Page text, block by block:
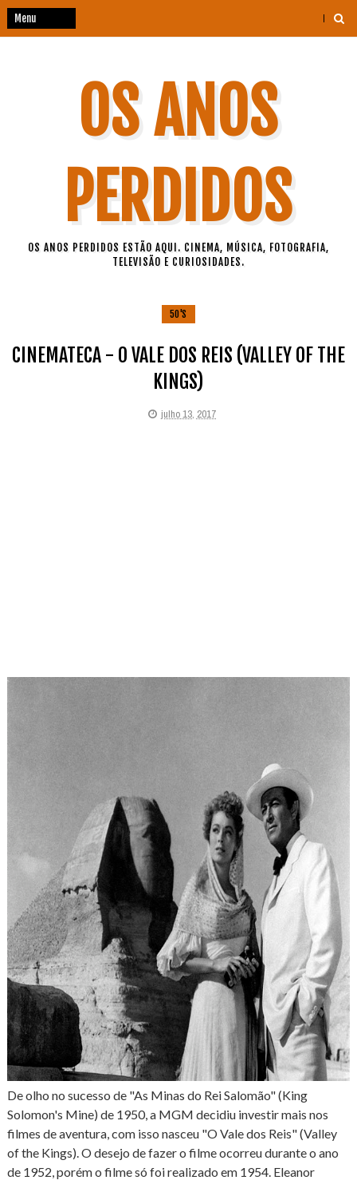
OS ANOS
PERDIDOS
OS ANOS PERDIDOS ESTÃO AQUI. CINEMA, MÚSICA, FOTOGRAFIA,
TELEVISÃO E CURIOSIDADES.
50'S
CINEMATECA - O VALE DOS REIS (VALLEY OF THE
KINGS)
julho 13, 2017
De olho no sucesso de "As Minas do Rei Salomão" (King
Solomon's Mine) de 1950, a MGM decidiu investir mais nos
filmes de aventura, com isso nasceu "O Vale dos Reis" (Valley
of the Kings). O desejo de fazer o filme ocorreu durante o ano
de 1952, porém o filme só foi realizado em 1954. Eleanor